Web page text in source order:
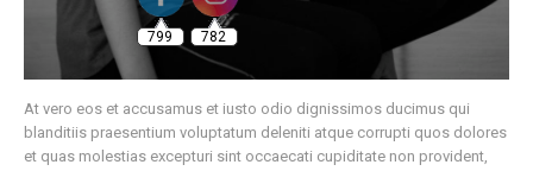
At vero eos et accusamus et iusto odio dignissimos ducimus qui
blanditiis praesentium voluptatum deleniti atque corrupti quos dolores
et quas molestias excepturi sint occaecati cupiditate non provident,
799 782